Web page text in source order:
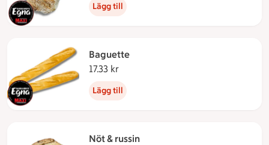
Lägg till
Baguette
17.33 kr
Lägg till
Nöt & russin